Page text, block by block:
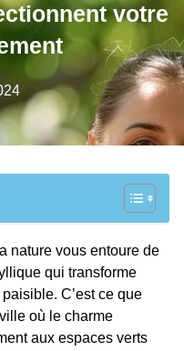
votre
nature vous entoure de
qui transforme
C’est ce que
où le charme
aux espaces verts